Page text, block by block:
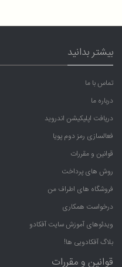
بیشتر بدانید
تماس با ما
درباره ما
دریافت اپلیکیشن اندروید
فعالسازی رمز دوم پویا
قوانین و مقررات
روش های پرداخت
فروشگاه های اطراف من
درخواست همکاری
ویدئوهای آموزش سایت آفکادو
بلاگ آفکادویی ها!
قوانین و مقررات